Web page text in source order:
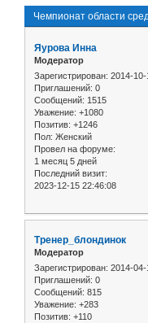
Чемпионат области
Яурова Инна
Модератор
Зарегистрирован: 2014-10-
Приглашений: 0
Сообщений: 1515
Уважение: +1080
Позитив: +1246
Пол: Женский
Провел на форуме:
1 месяц 5 дней
Последний визит:
2023-12-15 22:46:08
Тренер_блондинок
Модератор
Зарегистрирован: 2014-04-
Приглашений: 0
Сообщений: 815
Уважение: +283
Позитив: +110